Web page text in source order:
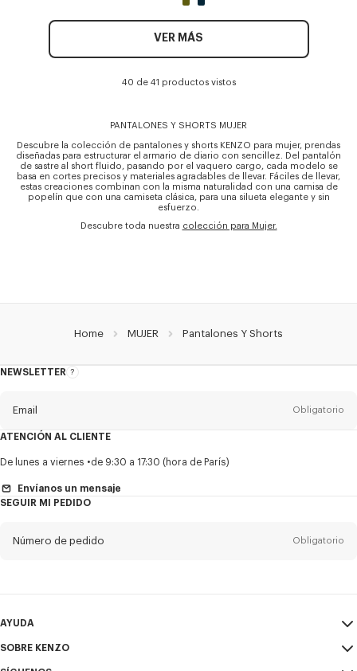
VER MÁS
40 de 41 productos vistos
PANTALONES Y SHORTS MUJER
Descubre la colección de pantalones y shorts KENZO para mujer, prendas
diseñadas para estructurar el armario de diario con sencillez. Del pantalón
de sastre al short fluido, pasando por el vaquero cargo, cada modelo se
basa en cortes precisos y materiales agradables de llevar. Fáciles de llevar,
estas creaciones combinan con la misma naturalidad con una camisa de
popelín que con una camiseta clásica, para una silueta elegante y sin
esfuerzo.
Descubre toda nuestra colección para Mujer.
Home MUJER Pantalones Y Shorts
NEWSLETTER
Acerca
Email Obligatorio
TítuloObligatorio
Nombre*
ATENCIÓN AL CLIENTE
De lunes a viernes de 9:30 a 17:30 (hora de París)
Envíanos un mensaje
SEGUIR MI PEDIDO
Número de pedido Obligatorio
AYUDA
Mi Cuenta
SOBRE KENZO